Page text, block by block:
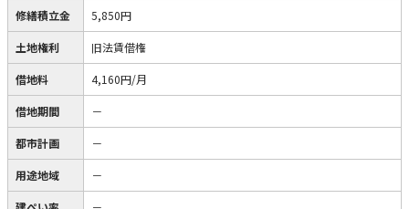
修繕積立金 5,850円
土地権利 旧法賃借権
借地料 4,160円/月
借地期間 －
都市計画 －
用途地域 －